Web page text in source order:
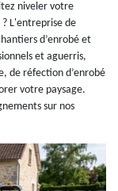
niveler votre
L'entreprise de
d’enrobé et
et aguerris,
de réfection d’enrobé
votre paysage.
sur nos